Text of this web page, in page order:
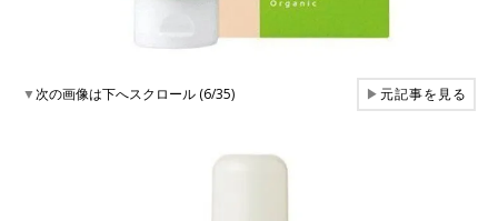
▼次の画像は下へスクロール (6/35) ▶元記事を見る